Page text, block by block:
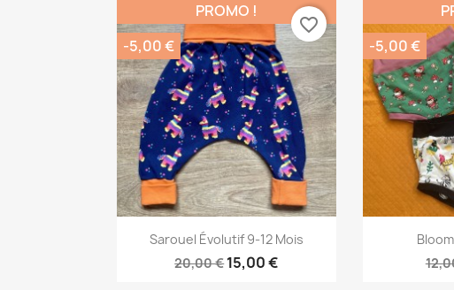
Aperçu rapide
Sarouel Évolutif 9-12 Mois
20,00 €15,00 €
PROMO !
-5,00 €
favorite_border

-5,00 €